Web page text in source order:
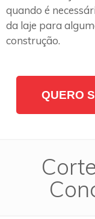
quando é
da laje para
construção.
QUERO